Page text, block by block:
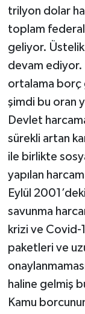
trilyon dolar
toplam federal
geliyor.
devam ediyor.
ortalama borç
şimdi bu oran
Devlet
sürekli artan
ile birlikte
yapılan
Eylül
savunma
krizi ve Covid-
paketleri ve
haline gelmiş
Kamu